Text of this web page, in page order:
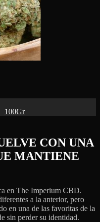
100Gr
CON UNA
MANTIENE
en The Imperium CBD.
a la anterior, pero
en una de las favoritas de la
sin perder su identidad.